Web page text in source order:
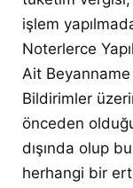
işlem
Noterlerce
Ait
Bildirimler
önceden
dışında olup
herhangi bir